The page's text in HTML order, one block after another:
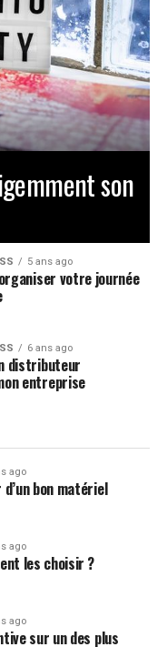
son
5 ans ago
votre journée
6 ans ago
distributeur
entreprise
ago
bon matériel
ago
les choisir ?
ago
sur un des plus